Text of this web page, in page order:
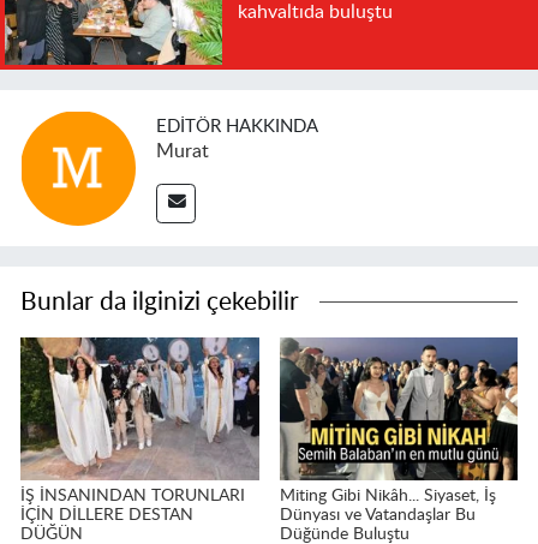
kahvaltıda buluştu
EDITÖR HAKKINDA
Murat
Bunlar da ilginizi çekebilir
İŞ İNSANINDAN TORUNLARI
İÇİN DİLLERE DESTAN
DÜĞÜN
Miting Gibi Nikâh... Siyaset, İş
Dünyası ve Vatandaşlar Bu
Düğünde Buluştu